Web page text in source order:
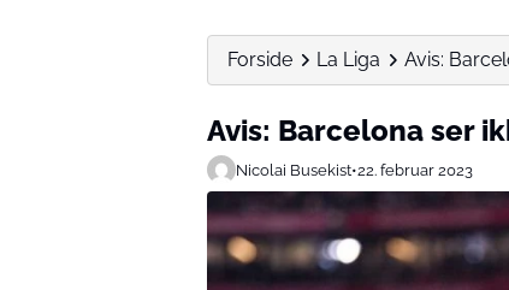
Forside La Liga Avis:
Avis: Barcelona ser
Nicolai Busekist•22. februar 2023